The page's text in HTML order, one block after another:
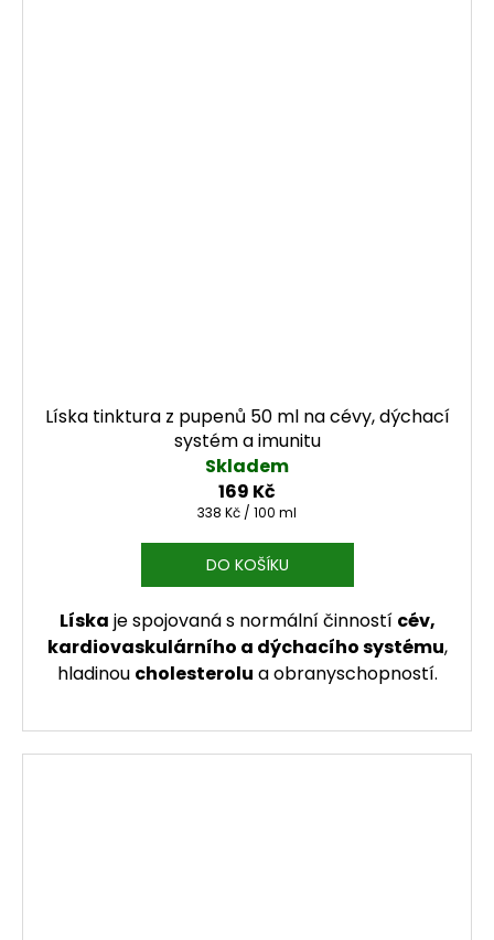
Líska tinktura z pupenů 50 ml na cévy, dýchací
systém a imunitu
Skladem
169 Kč
Měrná cena:
338 Kč / 100 ml
DO KOŠÍKU
Líska je spojovaná s normální činností cév,
kardiovaskulárního a dýchacího systému,
hladinou cholesterolu a obranyschopností.